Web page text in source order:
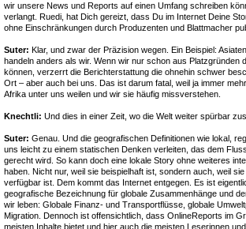
wir unsere News und Reports auf einen Umfang schreiben
verlangt. Ruedi, hat Dich gereizt, dass Du im Internet Deine
ohne Einschränkungen durch Produzenten und Blattmacher
Suter: Klar, und zwar der Präzision wegen. Ein Beispiel:
handeln anders als wir. Wenn wir nur schon aus Platzgründen
können, verzerrt die Berichterstattung die ohnehin schwer
Ort – aber auch bei uns. Das ist darum fatal, weil ja immer
Afrika unter uns weilen und wir sie häufig missverstehen.
Knechtli: Und dies in einer Zeit, wo die Welt weiter spürbar
Suter: Genau. Und die geografischen Definitionen wie lokal,
uns leicht zu einem statischen Denken verleiten, das dem
gerecht wird. So kann doch eine lokale Story ohne weiteres
haben. Nicht nur, weil sie beispielhaft ist, sondern auch, weil
verfügbar ist. Dem kommt das Internet entgegen. Es ist
geografische Bezeichnung für globale Zusammenhänge und
wir leben: Globale Finanz- und Transportflüsse, globale
Migration. Dennoch ist offensichtlich, dass OnlineReports im
meisten Inhalte bietet und hier auch die meisten Leserinnen